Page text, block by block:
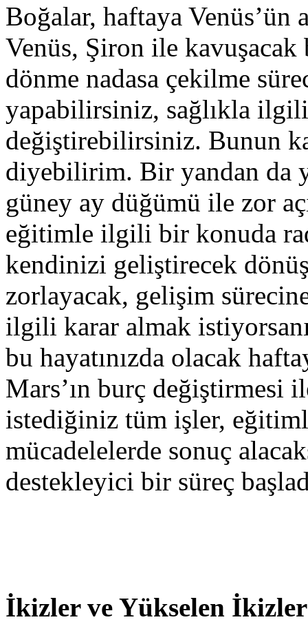
Boğalar, haftaya Venüs’ün
Venüs, Şiron ile
dönme nadasa çekilme
yapabilirsiniz, sağlıkla ilgili
değiştirebilirsiniz. Bunun
diyebilirim. Bir yandan da
güney ay düğümü ile zor
eğitimle ilgili bir konuda
kendinizi geliştirecek
zorlayacak, gelişim
ilgili karar almak
bu hayatınızda olacak
Mars’ın burç değiştirmesi
istediğiniz tüm işler,
mücadelelerde sonuç
destekleyici bir süreç
İkizler ve Yükselen